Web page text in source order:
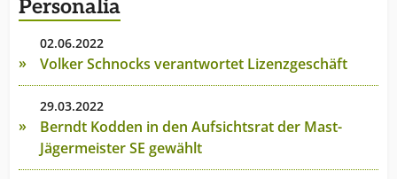
Personalia
02.06.2022
Volker Schnocks verantwortet Lizenzgeschäft
29.03.2022
Berndt Kodden in den Aufsichtsrat der Mast-
Jägermeister SE gewählt